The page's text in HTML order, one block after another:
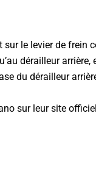
le levier de frein
dérailleur
du dérailleur
sur leur site officiel